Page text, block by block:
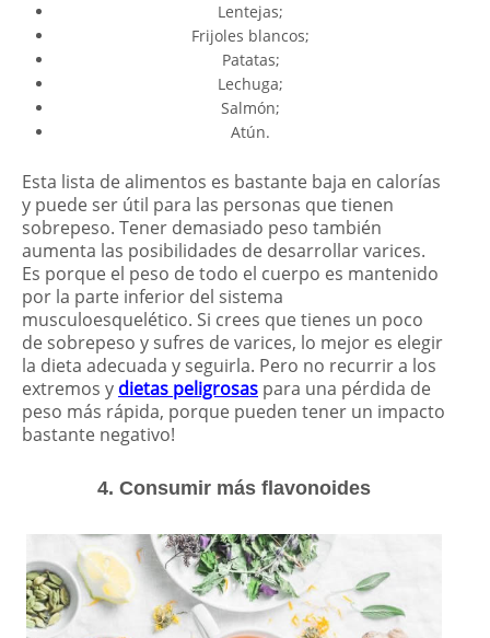
Lentejas;
Frijoles blancos;
Patatas;
Lechuga;
Salmón;
Atún.
Esta lista de alimentos es bastante baja en calorías
y puede ser útil para las personas que tienen
sobrepeso. Tener demasiado peso también
aumenta las posibilidades de desarrollar varices.
Es porque el peso de todo el cuerpo es mantenido
por la parte inferior del sistema
musculoesquelético. Si crees que tienes un poco
de sobrepeso y sufres de varices, lo mejor es elegir
la dieta adecuada y seguirla. Pero no recurrir a los
extremos y dietas peligrosas para una pérdida de
peso más rápida, porque pueden tener un impacto
bastante negativo!
4. Consumir más flavonoides